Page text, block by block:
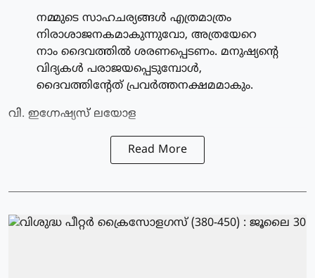
നമ്മുടെ സാഹചര്യങ്ങള്‍ എത്രമാത്രം
നിരാശാജനകമാകുന്നുവോ, അത്രയേറെ
നാം ദൈവത്തില്‍ ശരണപ്പെടണം. മനുഷ്യന്റെ
വിദ്യകള്‍ പരാജയപ്പെടുമ്പോള്‍,
ദൈവത്തിന്റേത് പ്രവര്‍ത്തനക്ഷമമാകും.
വി. ഇഗ്നേഷ്യസ് ലയോള
Read More